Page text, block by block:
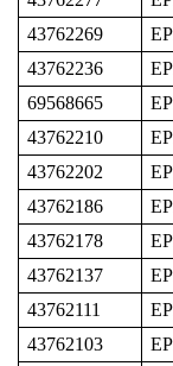
43762269
43762236
69568665
43762210
43762202
43762186
43762178
43762137
43762111
43762103